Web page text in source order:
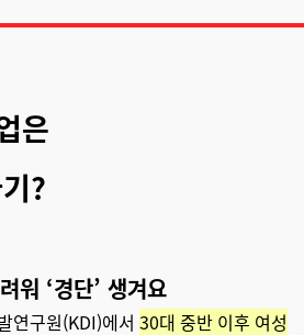
은
?
워 ‘경단’ 생겨요
연구원(KDI)에서 30대 중반 이후 여성